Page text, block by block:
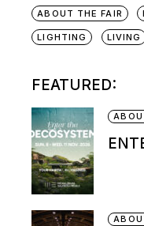
ABOUT THE FAIR
LIGHTING LIVING
FEATURED: